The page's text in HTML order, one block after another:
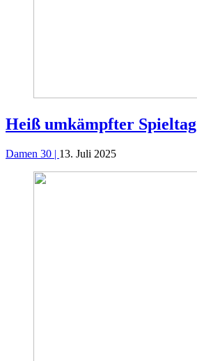
Heiß umkämpfter Spieltag
Damen 30 | 13. Juli 2025